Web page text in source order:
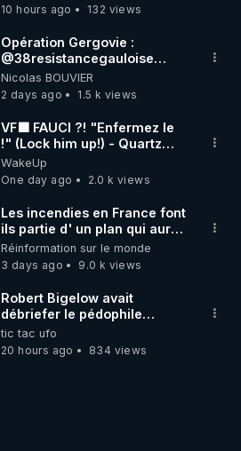
10 hours ago
132 views
Opération Gergovie :
‪@38resistancegauloise‬
‪@MarionSigautOfficiel‬
‪@gladysriifard5710‬ Laëtitia
Nicolas BOUVIER
2 days ago
1.5 k views
VF🟩 FAUCI ?! "Enfermez le
!" (Lock him up!) - Quartz
Traduction
WakeUp
One day ago
2.0 k views
Les incendies en France font
ils partie d' un plan qui aurait
débuté le 11 septembre 2001
?
Réinformation sur le monde
3 days ago
9.0 k views
Robert Bigelow avait
débriefer le pédophile
génocidaire de donald j
trump
tic tac ufo
20 hours ago
834 views